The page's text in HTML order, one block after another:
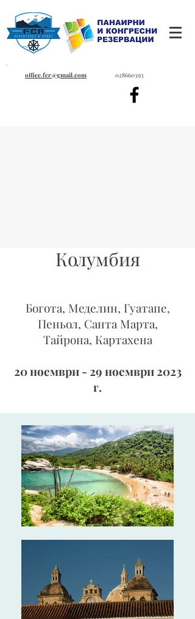
office.fcr@gmail.com 028660393
Колумбия
Богота, Меделин, Гуатапе,
Пеньол, Санта Марта,
Тайрона, Картахена
20 ноември - 29 ноември 2023
г.